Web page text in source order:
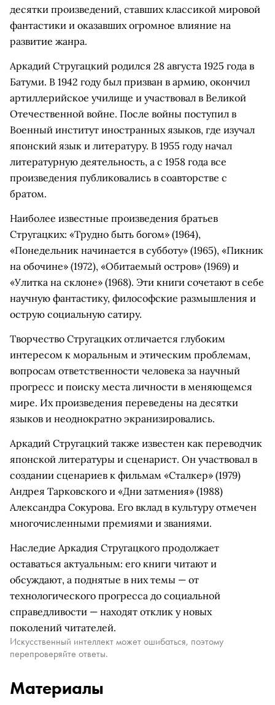
десятки произведений, ставших классикой мировой
фантастики и оказавших огромное влияние на
развитие жанра.
Аркадий Стругацкий родился 28 августа 1925 года в
Батуми. В 1942 году был призван в армию, окончил
артиллерийское училище и участвовал в Великой
Отечественной войне. После войны поступил в
Военный институт иностранных языков, где изучал
японский язык и литературу. В 1955 году начал
литературную деятельность, а с 1958 года все
произведения публиковались в соавторстве с
братом.
Наиболее известные произведения братьев
Стругацких: «Трудно быть богом» (1964),
«Понедельник начинается в субботу» (1965), «Пикник
на обочине» (1972), «Обитаемый остров» (1969) и
«Улитка на склоне» (1968). Эти книги сочетают в себе
научную фантастику, философские размышления и
острую социальную сатиру.
Творчество Стругацких отличается глубоким
интересом к моральным и этическим проблемам,
вопросам ответственности человека за научный
прогресс и поиску места личности в меняющемся
мире. Их произведения переведены на десятки
языков и неоднократно экранизировались.
Аркадий Стругацкий также известен как переводчик
японской литературы и сценарист. Он участвовал в
создании сценариев к фильмам «Сталкер» (1979)
Андрея Тарковского и «Дни затмения» (1988)
Александра Сокурова. Его вклад в культуру отмечен
многочисленными премиями и званиями.
Наследие Аркадия Стругацкого продолжает
оставаться актуальным: его книги читают и
обсуждают, а поднятые в них темы — от
технологического прогресса до социальной
справедливости — находят отклик у новых
поколений читателей.
Искусственный интеллект может ошибаться, поэтому
перепроверяйте ответы.
Материалы